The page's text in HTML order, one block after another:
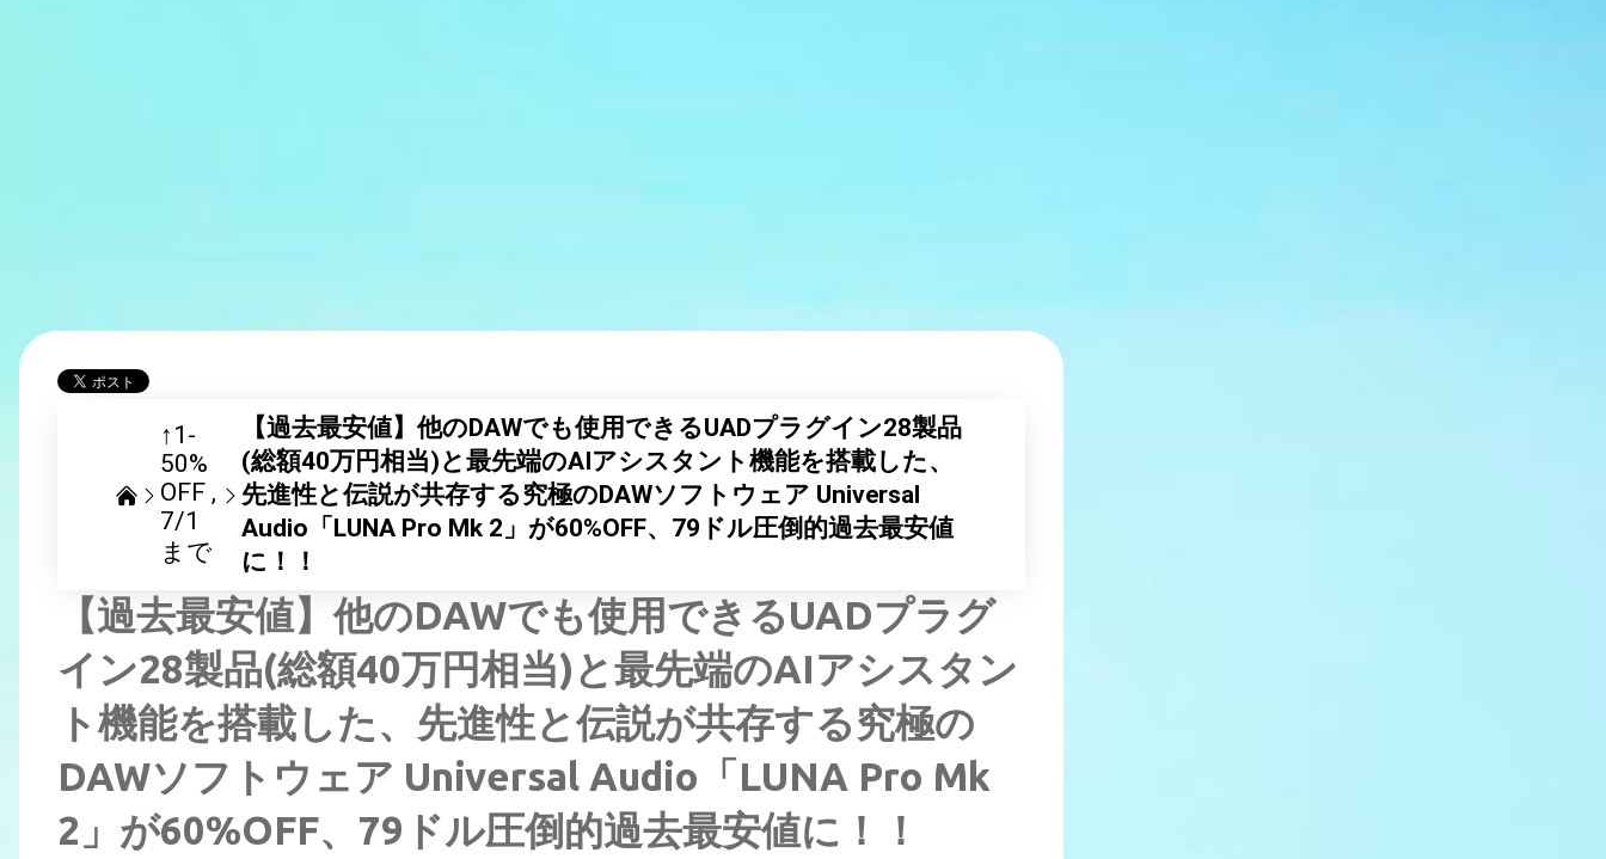
↑1-
50%
OFF
7/1
まで
【過去最安値】他のDAWでも使用できるUADプラグイン28製品
(総額40万円相当)と最先端のAIアシスタント機能を搭載した、
先進性と伝説が共存する究極のDAWソフトウェア Universal
Audio「LUNA Pro Mk 2」が60%OFF、79ドル圧倒的過去最安値
に！！
【過去最安値】他のDAWでも使用できるUADプラグ
イン28製品(総額40万円相当)と最先端のAIアシスタン
ト機能を搭載した、先進性と伝説が共存する究極の
DAWソフトウェア Universal Audio「LUNA Pro Mk
2」が60%OFF、79ドル圧倒的過去最安値に！！